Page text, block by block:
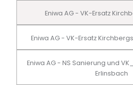
Eniwa AG - VK-Ersatz
Eniwa AG - VK-Ersatz
Eniwa AG - NS Sanierung und
Erlinsbach